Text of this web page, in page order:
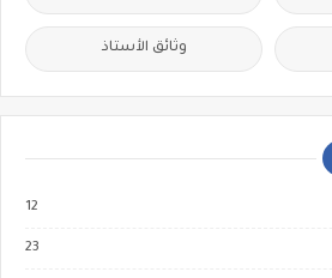
وثائق الأستاذ
12
23